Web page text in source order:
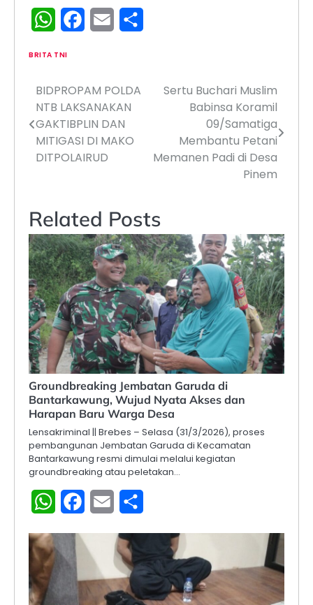
WhatsAppFacebook
Email
BRITA TNI
Navigasi
pos
BIDPROPAM POLDA
NTB LAKSANAKAN
GAKTIBPLIN DAN
MITIGASI DI MAKO
DITPOLAIRUD
Sertu Buchari Muslim
Babinsa Koramil
09/Samatiga
Membantu Petani
Memanen Padi di Desa
Pinem
Related Posts
Groundbreaking Jembatan Garuda di
Bantarkawung, Wujud Nyata Akses dan
Harapan Baru Warga Desa
Lensakriminal || Brebes – Selasa (31/3/2026), proses
pembangunan Jembatan Garuda di Kecamatan
Bantarkawung resmi dimulai melalui kegiatan
groundbreaking atau peletakan…
WhatsAppFacebook
Email